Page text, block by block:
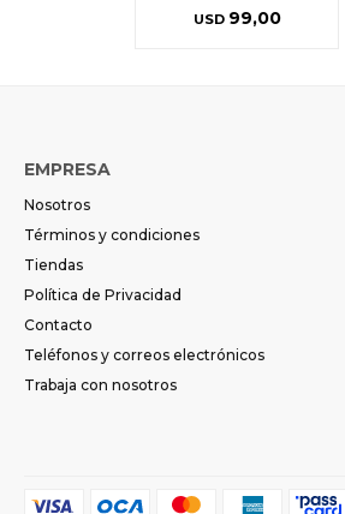
USD 99,00
EMPRESA
Nosotros
Términos y condiciones
Tiendas
Política de Privacidad
Contacto
Teléfonos y correos electrónicos
Trabaja con nosotros